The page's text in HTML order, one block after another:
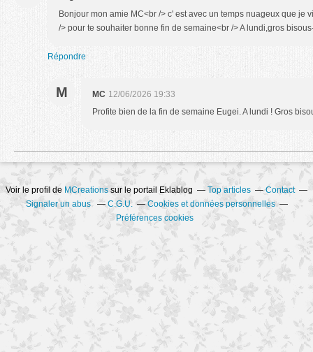
Bonjour mon amie MC<br /> c' est avec un temps nuageux que je
/> pour te souhaiter bonne fin de semaine<br /> A lundi,gros
Répondre
M MC 12/06/2026 19:33
Profite bien de la fin de semaine Eugei. A lundi ! Gros
Voir le profil de MCreations sur le portail Eklablog Top articles
Contact
Signaler un abus
C.G.U.
Cookies et données personnelles
Préférences cookies